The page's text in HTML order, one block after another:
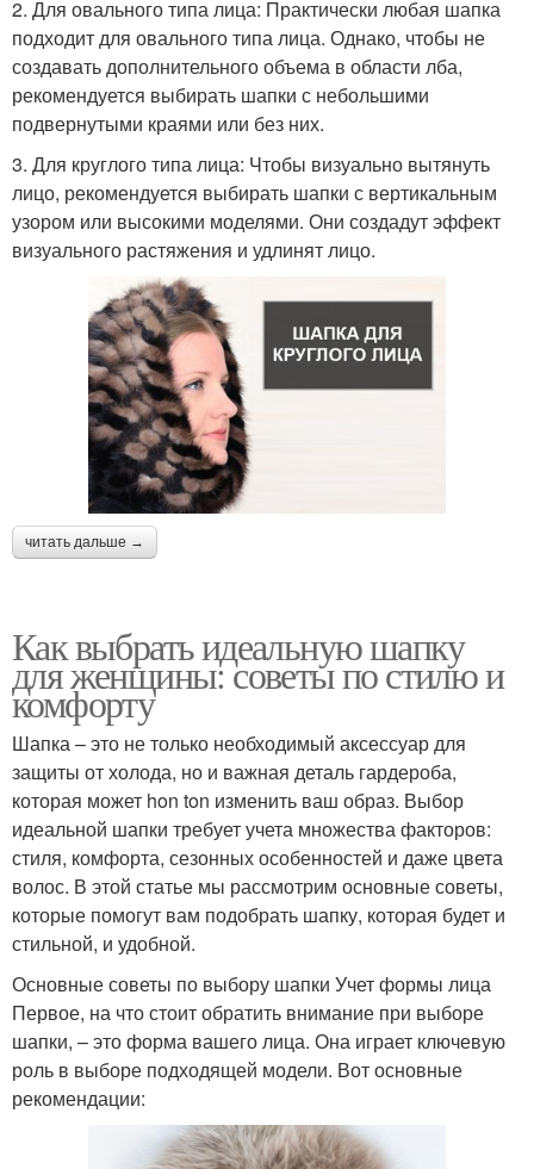
2. Для овального типа лица: Практически любая шапка
подходит для овального типа лица. Однако, чтобы не
создавать дополнительного объема в области лба,
рекомендуется выбирать шапки с небольшими
подвернутыми краями или без них.
3. Для круглого типа лица: Чтобы визуально вытянуть
лицо, рекомендуется выбирать шапки с вертикальным
узором или высокими моделями. Они создадут эффект
визуального растяжения и удлинят лицо.
читать дальше →
Как выбрать идеальную шапку
для женщины: советы по стилю и
комфорту
Шапка – это не только необходимый аксессуар для
защиты от холода, но и важная деталь гардероба,
которая может hon ton изменить ваш образ. Выбор
идеальной шапки требует учета множества факторов:
стиля, комфорта, сезонных особенностей и даже цвета
волос. В этой статье мы рассмотрим основные советы,
которые помогут вам подобрать шапку, которая будет и
стильной, и удобной.
Основные советы по выбору шапки Учет формы лица
Первое, на что стоит обратить внимание при выборе
шапки, – это форма вашего лица. Она играет ключевую
роль в выборе подходящей модели. Вот основные
рекомендации: